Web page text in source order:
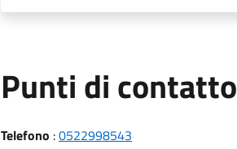
Punti di contatto
Telefono :0522998543